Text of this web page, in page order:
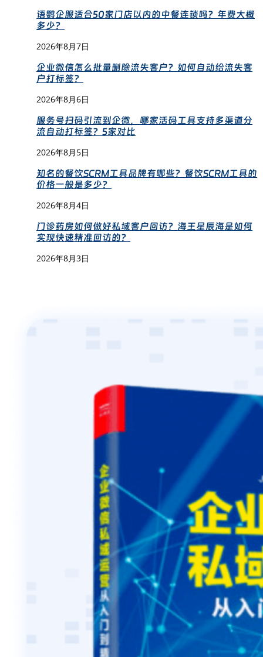
语鹦企服适合50家门店以内的中餐连锁吗？年费大概
多少？
2026年8月7日
企业微信怎么批量删除流失客户？如何自动给流失客
户打标签？
2026年8月6日
服务号扫码引流到企微，哪家活码工具支持多渠道分
流自动打标签？5家对比
2026年8月5日
知名的餐饮SCRM工具品牌有哪些？餐饮SCRM工具的
价格一般是多少？
2026年8月4日
门诊药房如何做好私域客户回访？海王星辰海是如何
实现快速精准回访的？
2026年8月3日